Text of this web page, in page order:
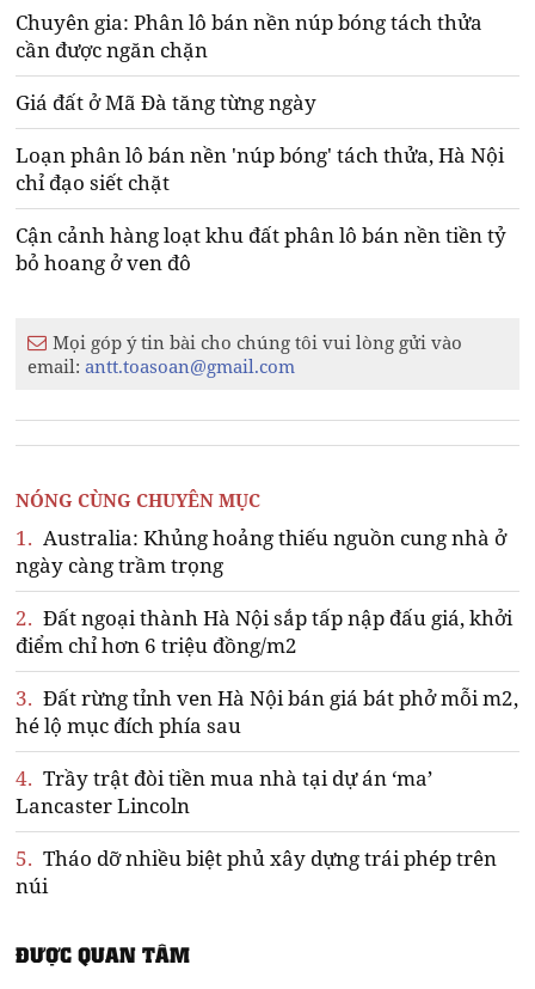
Chuyên gia: Phân lô bán nền núp bóng tách thửa
cần được ngăn chặn
Giá đất ở Mã Đà tăng từng ngày
Loạn phân lô bán nền 'núp bóng' tách thửa, Hà Nội
chỉ đạo siết chặt
Cận cảnh hàng loạt khu đất phân lô bán nền tiền tỷ
bỏ hoang ở ven đô
Mọi góp ý tin bài cho chúng tôi vui lòng gửi vào
email:antt.toasoan@gmail.com
NÓNG CÙNG CHUYÊN MỤC
1. Australia: Khủng hoảng thiếu nguồn cung nhà ở
ngày càng trầm trọng
2. Đất ngoại thành Hà Nội sắp tấp nập đấu giá, khởi
điểm chỉ hơn 6 triệu đồng/m2
3. Đất rừng tỉnh ven Hà Nội bán giá bát phở mỗi m2,
hé lộ mục đích phía sau
4. Trầy trật đòi tiền mua nhà tại dự án ‘ma’
Lancaster Lincoln
5. Tháo dỡ nhiều biệt phủ xây dựng trái phép trên
núi
ĐƯỢC QUAN TÂM